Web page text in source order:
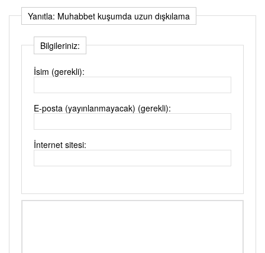
Yanıtla: Muhabbet kuşumda uzun dışkılama
Bilgileriniz:
İsim (gerekli):
E-posta (yayınlanmayacak) (gerekli):
İnternet sitesi: